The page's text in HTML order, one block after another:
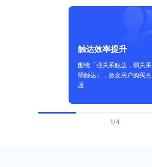
触达效率提升
围绕「强关系触达，弱关系
弱触达」，激发用户购买意
愿
1/4